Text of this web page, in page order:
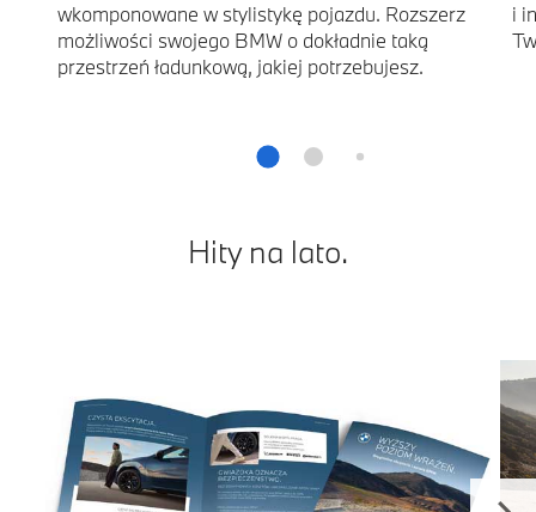
wkomponowane w stylistykę pojazdu. Rozszerz
możliwości swojego BMW o dokładnie taką
przestrzeń ładunkową, jakiej potrzebujesz.
i
Hity na lato.